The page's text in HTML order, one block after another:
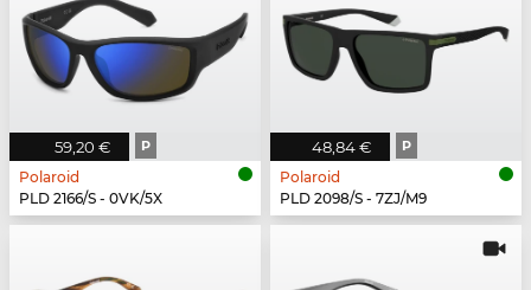
59,20 € P
Polaroid
PLD 2166/S - 0VK/5X
48,84 € P
Polaroid
PLD 2098/S - 7ZJ/M9